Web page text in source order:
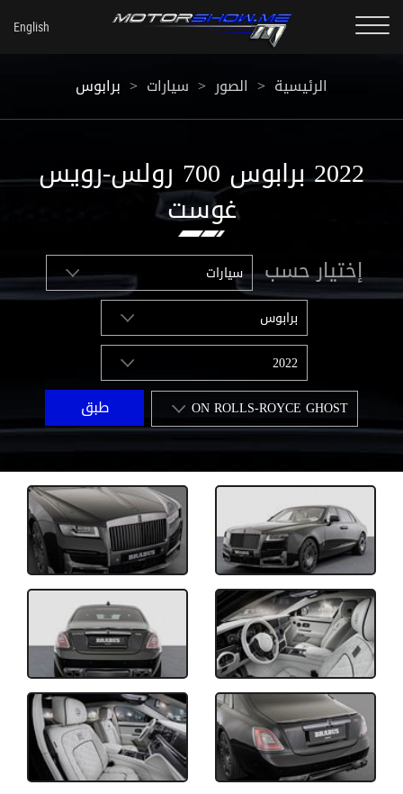
الرئيسية > الصور > سيارات > برابوس
2022 برابوس 700 رولس-رويس
غوست
إختيار حسب